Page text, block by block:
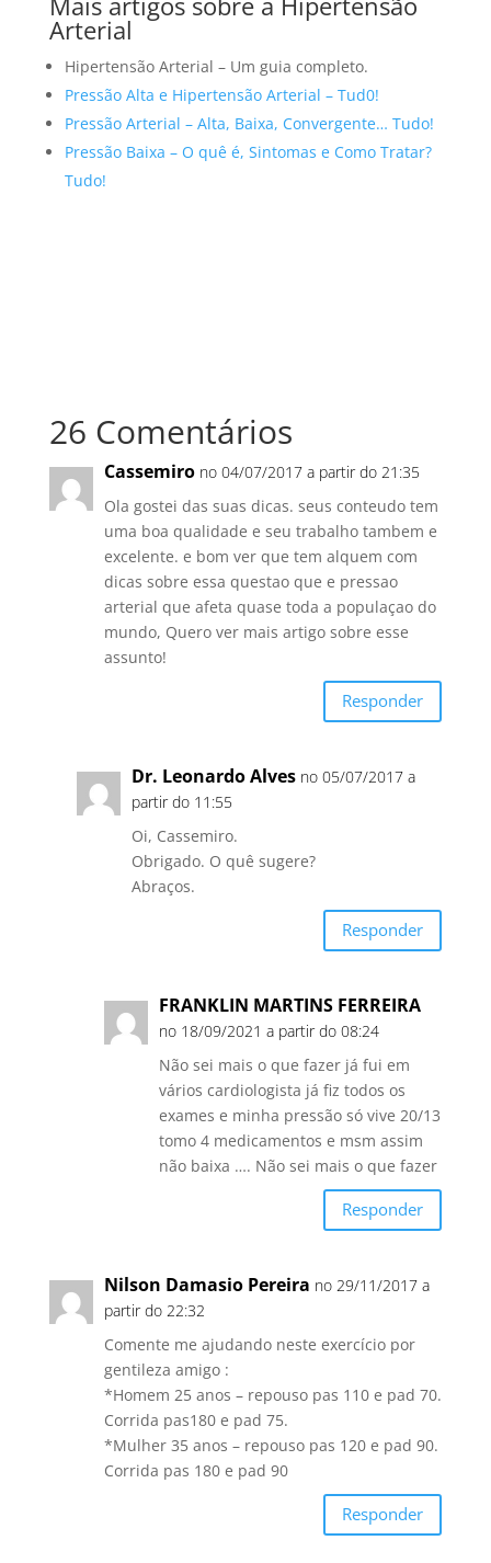
Arterial
Hipertensão Arterial – Um guia completo.
Pressão Alta e Hipertensão Arterial – Tud0!
Pressão Arterial – Alta, Baixa, Convergente… Tudo!
Pressão Baixa – O quê é, Sintomas e Como Tratar?
Tudo!
26 Comentários
Cassemiro no 04/07/2017 a partir do 21:35
Ola gostei das suas dicas. seus conteudo tem
uma boa qualidade e seu trabalho tambem e
excelente. e bom ver que tem alquem com
dicas sobre essa questao que e pressao
arterial que afeta quase toda a populaçao do
mundo, Quero ver mais artigo sobre esse
assunto!
Responder
Dr. Leonardo Alves no 05/07/2017 a
partir do 11:55
Oi, Cassemiro.
Obrigado. O quê sugere?
Abraços.
Responder
FRANKLIN MARTINS FERREIRA
no 18/09/2021 a partir do 08:24
Não sei mais o que fazer já fui em
vários cardiologista já fiz todos os
exames e minha pressão só vive 20/13
tomo 4 medicamentos e msm assim
não baixa …. Não sei mais o que fazer
Responder
Nilson Damasio Pereira no 29/11/2017 a
partir do 22:32
Comente me ajudando neste exercício por
gentileza amigo :
*Homem 25 anos – repouso pas 110 e pad 70.
Corrida pas180 e pad 75.
*Mulher 35 anos – repouso pas 120 e pad 90.
Corrida pas 180 e pad 90
Responder